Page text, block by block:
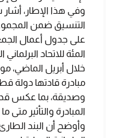
وفي هذا الإطار، أشار
التنسيق ضمن
على جدول أعمال
المئة للاتحاد
خلال أبريل الماضي،
مبادرة قادتها دولة
وصديقة، بما عكس
المبادرة والتأثير
وأوضح أن البند